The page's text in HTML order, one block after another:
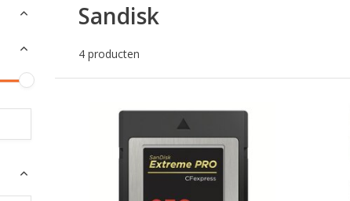
Sandisk
4 producten